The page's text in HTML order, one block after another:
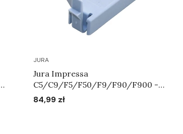
JURA
Jura Impressa
C5/C9/F5/F50/F9/F90/F900 -
Uchwyt filtra niebieski Art.69235
Cena
84,99 zł